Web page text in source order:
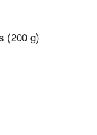
(200 g)